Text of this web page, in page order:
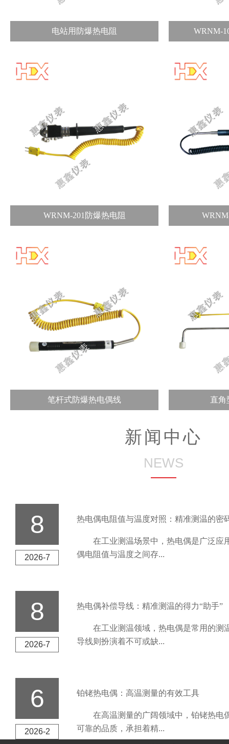
电站用防爆热电阻 WRNM-
WRNM-201防爆热电阻
笔杆式防爆热电偶线 直角
新闻中心
NEWS
8
2026-7
热电偶电阻值与温度对照：精准测温的密
在工业测温场景中，热电偶是广泛应
偶电阻值与温度之间存...
8
2026-7
热电偶补偿导线：精准测温的得力“助手”
在工业测温领域，热电偶是常用的测
导线则扮演着不可或缺...
6
2026-2
铂铑热电偶：高温测量的有效工具
在高温测量的广阔领域中，铂铑热电
可靠的品质，承担着精...